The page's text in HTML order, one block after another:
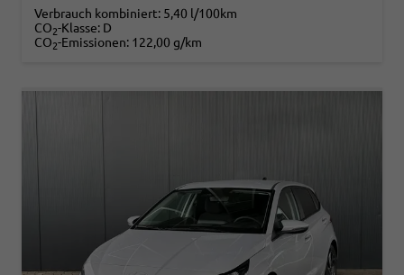
Verbrauch kombiniert: 5,40 l/100km
CO2-Klasse: D
CO2-Emissionen: 122,00 g/km